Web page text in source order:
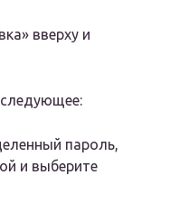
вверху и
пароль,
и выберите